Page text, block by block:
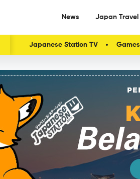
News Japan Travel
Japanese Station TV Games